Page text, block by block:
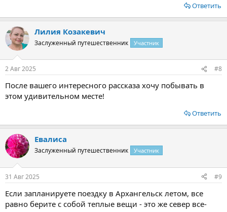
Ответить
Лилия Козакевич
Заслуженный путешественник Участник
2 Авг 2025 #8
После вашего интересного рассказа хочу побывать в
этом удивительном месте!
Ответить
Евалиса
Заслуженный путешественник Участник
31 Авг 2025 #9
Если запланируете поездку в Архангельск летом, все
равно берите с собой теплые вещи - это же север все-